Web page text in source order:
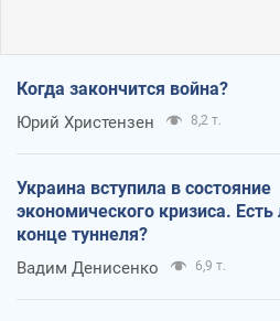
Когда закончится война?
Юрий Христензен 8,2 т.
Украина вступила в состояние
экономического кризиса. Есть
конце туннеля?
Вадим Денисенко 6,9 т.